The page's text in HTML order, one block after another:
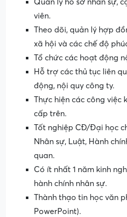
Quản lý hồ sơ nhân sự,
viên.
Theo dõi, quản lý hợp
xã hội và các chế độ
Tổ chức các hoạt động
Hỗ trợ các thủ tục liên
động, nội quy công ty.
Thực hiện các công việc
cấp trên.
Tốt nghiệp CĐ/Đại học
Nhân sự, Luật, Hành
quan.
Có ít nhất 1 năm kinh
hành chính nhân sự.
Thành thạo tin học văn
PowerPoint).